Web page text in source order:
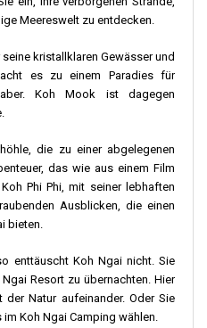
Meereswelt zu entdecken.
kristallklaren Gewässer und
es zu einem Paradies für
Koh Mook ist dagegen
die zu einer abgelegenen
das wie aus einem Film
Phi Phi, mit seiner lebhaften
Ausblicken, die einen
bieten.
enttäuscht Koh Ngai nicht. Sie
Resort zu übernachten. Hier
Natur aufeinander. Oder Sie
Koh Ngai Camping wählen.